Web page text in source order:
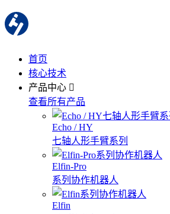
首页
核心技术
产品中心
查看所有产品
Echo / HY
七轴人形手臂系列
Elfin-Pro
系列协作机器人
Elfin